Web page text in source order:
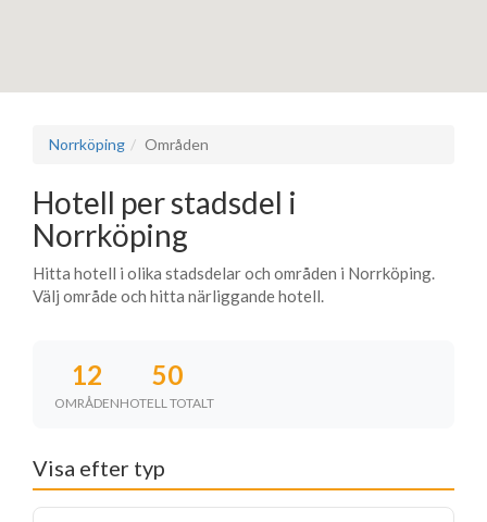
Norrköping Områden
Hotell per stadsdel i
Norrköping
Hitta hotell i olika stadsdelar och områden i Norrköping.
Välj område och hitta närliggande hotell.
12
OMRÅDEN
50
HOTELL TOTALT
Visa efter typ